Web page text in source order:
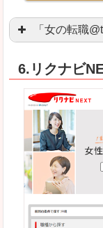
「女の転職
良いところ
正
悪いところ
求
6.リクナビ